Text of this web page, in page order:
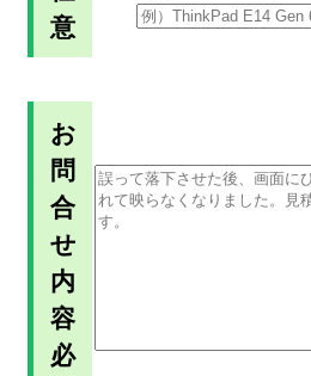
意
お
問
合
せ
内
容
必